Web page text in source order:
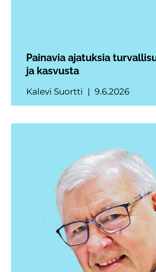
Painavia ajatuksia
ja kasvusta
Kalevi Suortti 9.6.2026